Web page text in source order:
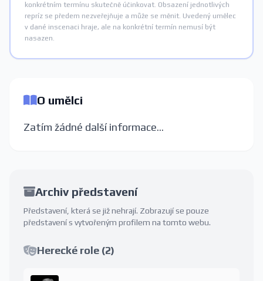
konkrétním termínu skutečně účinkovat. Obsazení jednotlivých
repríz se předem nezveřejňuje a může se měnit. Uvedený umělec
v dané inscenaci hraje, ale na konkrétní termín nemusí být
nasazen.
O umělci
Zatím žádné další informace...
Archiv představení
Představení, která se již nehrají. Zobrazují se pouze
představení s vytvořeným profilem na tomto webu.
Herecké role (2)